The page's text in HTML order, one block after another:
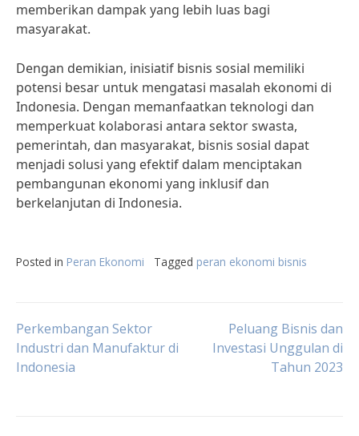
memberikan dampak yang lebih luas bagi
masyarakat.
Dengan demikian, inisiatif bisnis sosial memiliki
potensi besar untuk mengatasi masalah ekonomi di
Indonesia. Dengan memanfaatkan teknologi dan
memperkuat kolaborasi antara sektor swasta,
pemerintah, dan masyarakat, bisnis sosial dapat
menjadi solusi yang efektif dalam menciptakan
pembangunan ekonomi yang inklusif dan
berkelanjutan di Indonesia.
Posted in Peran Ekonomi Tagged peran ekonomi bisnis
Post
navigation
Perkembangan Sektor
Industri dan Manufaktur di
Indonesia
Peluang Bisnis dan
Investasi Unggulan di
Tahun 2023